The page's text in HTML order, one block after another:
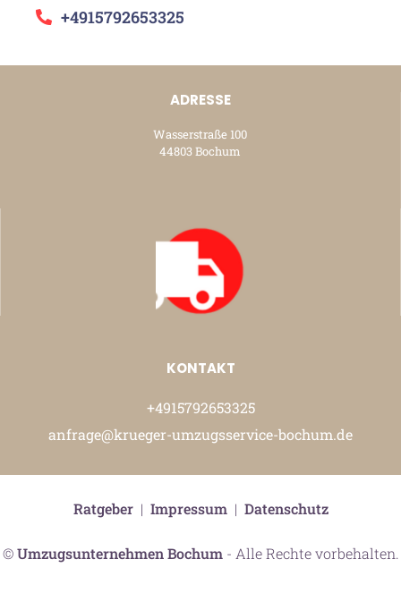
+4915792653325
ADRESSE
Wasserstraße 100
44803 Bochum
KONTAKT
+4915792653325
anfrage@krueger-umzugsservice-bochum.de
©Umzugsunternehmen Bochum- Alle Rechte vorbehalten.
Ratgeber| Impressum| Datenschutz